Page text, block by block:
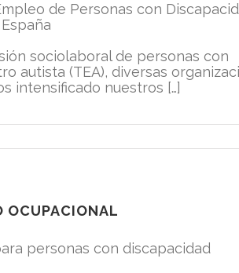
de Personas con
sociolaboral de personas con
autista (TEA), diversas
intensificado nuestros […]
OCUPACIONAL
personas con discapacidad